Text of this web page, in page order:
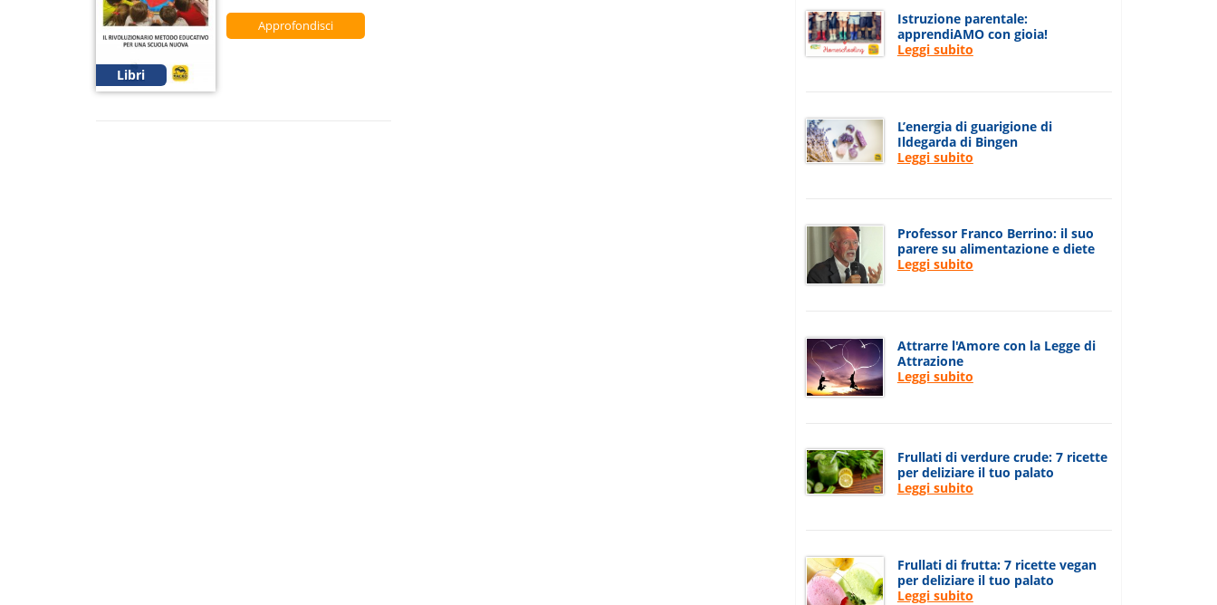
Libri
Approfondisci
Istruzione parentale:
apprendiAMO con gioia!
Leggi subito
L’energia di guarigione di
Ildegarda di Bingen
Leggi subito
Professor Franco Berrino: il suo
parere su alimentazione e diete
Leggi subito
Attrarre l'Amore con la Legge di
Attrazione
Leggi subito
Frullati di verdure crude: 7 ricette
per deliziare il tuo palato
Leggi subito
Frullati di frutta: 7 ricette vegan
per deliziare il tuo palato
Leggi subito